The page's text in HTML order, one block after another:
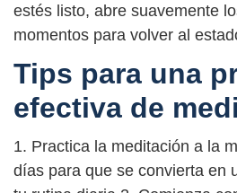
estés listo, abre suavemente
momentos para volver al
Tips para una
efectiva de
1. Practica la meditación a la
días para que se convierta en